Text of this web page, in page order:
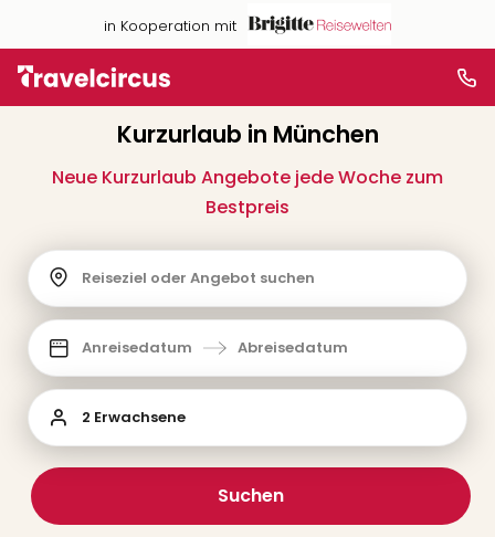
in Kooperation mit
Kurzurlaub in München
Neue Kurzurlaub Angebote jede Woche zum
Bestpreis
Reiseziel oder Angebot suchen
Anreisedatum Abreisedatum
2 Erwachsene
Suchen